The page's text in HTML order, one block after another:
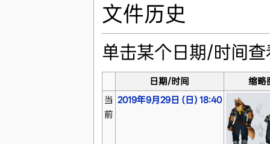
文件历史
单击某个日期/时间
日期/时间
缩略
当
前
2019年9月29日 (日) 18:40